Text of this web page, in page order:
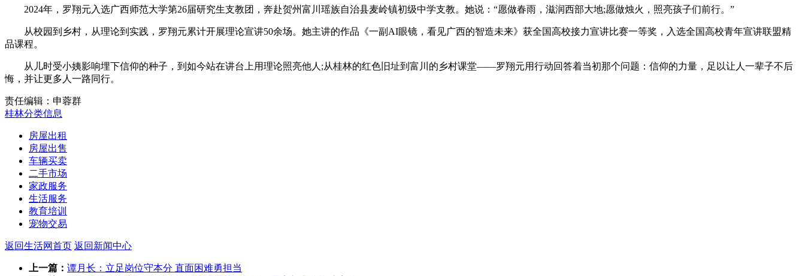
2024年，罗翔元入选广西师范大学第26届研究生支教团，奔赴贺州富川瑶族自治县麦岭镇初级中学支教。她说：“愿做春雨，滋润西部大地;愿做烛火，照亮孩子们前行。”
从校园到乡村，从理论到实践，罗翔元累计开展理论宣讲50余场。她主讲的作品《一副AI眼镜，看见广西的智造未来》获全国高校接力宣讲比赛一等奖，入选全国高校青年宣讲联盟精
品课程。
从儿时受小姨影响埋下信仰的种子，到如今站在讲台上用理论照亮他人;从桂林的红色旧址到富川的乡村课堂——罗翔元用行动回答着当初那个问题：信仰的力量，足以让人一辈子不后
悔，并让更多人一路同行。
责任编辑：申蓉群
桂林分类信息
房屋出租
房屋出售
车辆买卖
二手市场
家政服务
生活服务
教育培训
宠物交易
返回生活网首页 返回新闻中心
上一篇： 谭月长：立足岗位守本分 直面困难勇担当